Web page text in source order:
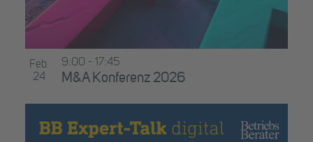
Feb.
24
M&A Konferenz 2026
9:00 - 17:45